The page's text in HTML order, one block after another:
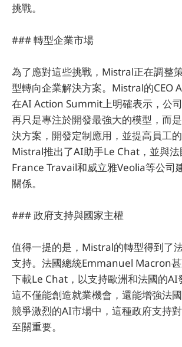
挑戰。
### 轉型企業市場
為了應對這些挑戰，Mistral正在調整
型轉向企業解決方案。Mistral的CEO
在AI Action Summit上明確表示，公
再只是專注於開發最強大的模型，而
決方案，開發定制應用，並提高員工
Mistral推出了AI助手Le Chat，並與
France Travail和威立雅Veolia等公司
關係。
### 政府支持與國家主權
值得一提的是，Mistral的轉型得到了
支持。法國總統Emmanuel Macron
下載Le Chat，以支持歐洲和法國的AI
這不僅能創造就業機會，還能增強法
競爭激烈的AI市場中，這種政府支持
至關重要。